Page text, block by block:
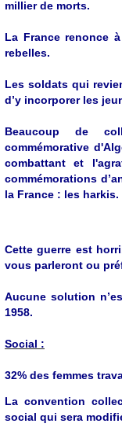
millier de morts.
La France renonce
rebelles.
Les soldats qui
d’y incorporer les
Beaucoup de
commémorative
combattant et
commémorations
la France : les harkis.
Cette guerre est
vous parleront ou
Aucune solution
1958.
Social :
32% des femmes
La convention
social qui sera